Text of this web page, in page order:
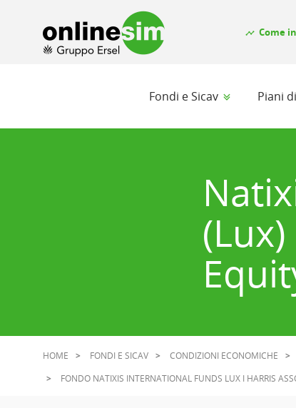
timeline Come
Fondi e Sicav Piani
HOME FONDI E SICAV CONDIZIONI ECONOMICHE
FONDO NATIXIS INTERNATIONAL FUNDS LUX I HARRIS